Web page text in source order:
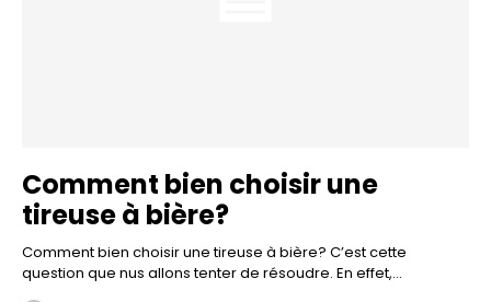
Comment bien choisir une
tireuse à bière?
Comment bien choisir une tireuse à bière? C’est cette
question que nus allons tenter de résoudre. En effet,...